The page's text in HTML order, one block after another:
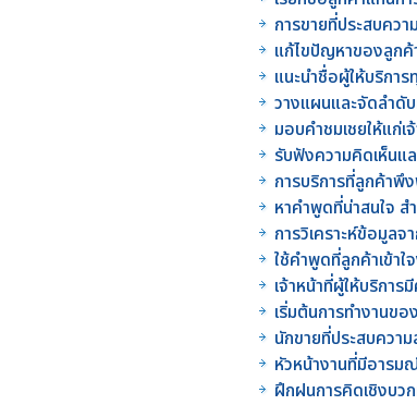
การขายที่ประสบคว
แก้ไขปัญหาของลูกค้
แนะนำชื่อผู้ให้บริกา
วางแผนและจัดลำดับ
มอบคำชมเชยให้แก่
รับฟังความคิดเห็นแ
การบริการที่ลูกค้าพึ
หาคำพูดที่น่าสนใจ ส
การวิเคราะห์ข้อมูล
ใช้คำพูดที่ลูกค้าเข้าใ
เจ้าหน้าที่ผู้ให้บริการ
เริ่มต้นการทำงาน
นักขายที่ประสบควา
หัวหน้างานที่มีอารม
ฝึกฝนการคิดเชิงบว